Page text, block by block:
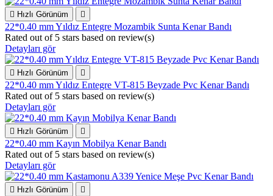
 Hızlı Görünüm 
22*0.40 mm Yıldız Entegre Mozambik Sunta Kenar Bandı
Rated out of 5 stars based on review(s)
Detayları gör
 Hızlı Görünüm 
22*0.40 mm Yıldız Entegre VT-815 Beyzade Pvc Kenar Bandı
Rated out of 5 stars based on review(s)
Detayları gör
 Hızlı Görünüm 
22*0.40 mm Kayın Mobilya Kenar Bandı
Rated out of 5 stars based on review(s)
Detayları gör
 Hızlı Görünüm 